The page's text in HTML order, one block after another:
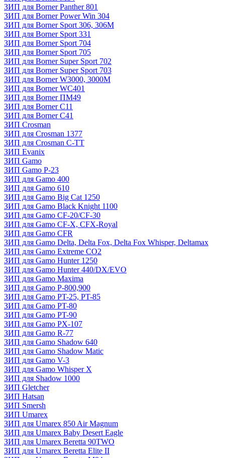
ЗИП для Borner Panther 801
ЗИП для Borner Power Win 304
ЗИП для Borner Sport 306, 306M
ЗИП для Borner Sport 331
ЗИП для Borner Sport 704
ЗИП для Borner Sport 705
ЗИП для Borner Super Sport 702
ЗИП для Borner Super Sport 703
ЗИП для Borner W3000, 3000М
ЗИП для Borner WC401
ЗИП для Borner ПМ49
ЗИП для Borner С11
ЗИП для Borner С41
ЗИП Crosman
ЗИП для Crosman 1377
ЗИП для Crosman C-TT
ЗИП Evanix
ЗИП Gamo
ЗИП Gamo P-23
ЗИП для Gamo 400
ЗИП для Gamo 610
ЗИП для Gamo Big Cat 1250
ЗИП для Gamo Black Knight 1100
ЗИП для Gamo CF-20/CF-30
ЗИП для Gamo CF-X, CFX-Royal
ЗИП для Gamo CFR
ЗИП для Gamo Delta, Delta Fox, Delta Fox Whisper, Deltamax
ЗИП для Gamo Extreme CO2
ЗИП для Gamo Hunter 1250
ЗИП для Gamo Hunter 440/DX/EVO
ЗИП для Gamo Maxima
ЗИП для Gamo P-800,900
ЗИП для Gamo PT-25, PT-85
ЗИП для Gamo PT-80
ЗИП для Gamo PT-90
ЗИП для Gamo PX-107
ЗИП для Gamo R-77
ЗИП для Gamo Shadow 640
ЗИП для Gamo Shadow Matic
ЗИП для Gamo V-3
ЗИП для Gamo Whisper X
ЗИП для Shadow 1000
ЗИП Gletcher
ЗИП Hatsan
ЗИП Smersh
ЗИП Umarex
ЗИП для Umarex 850 Air Magnum
ЗИП для Umarex Baby Desert Eagle
ЗИП для Umarex Beretta 90TWO
ЗИП для Umarex Beretta Elite II